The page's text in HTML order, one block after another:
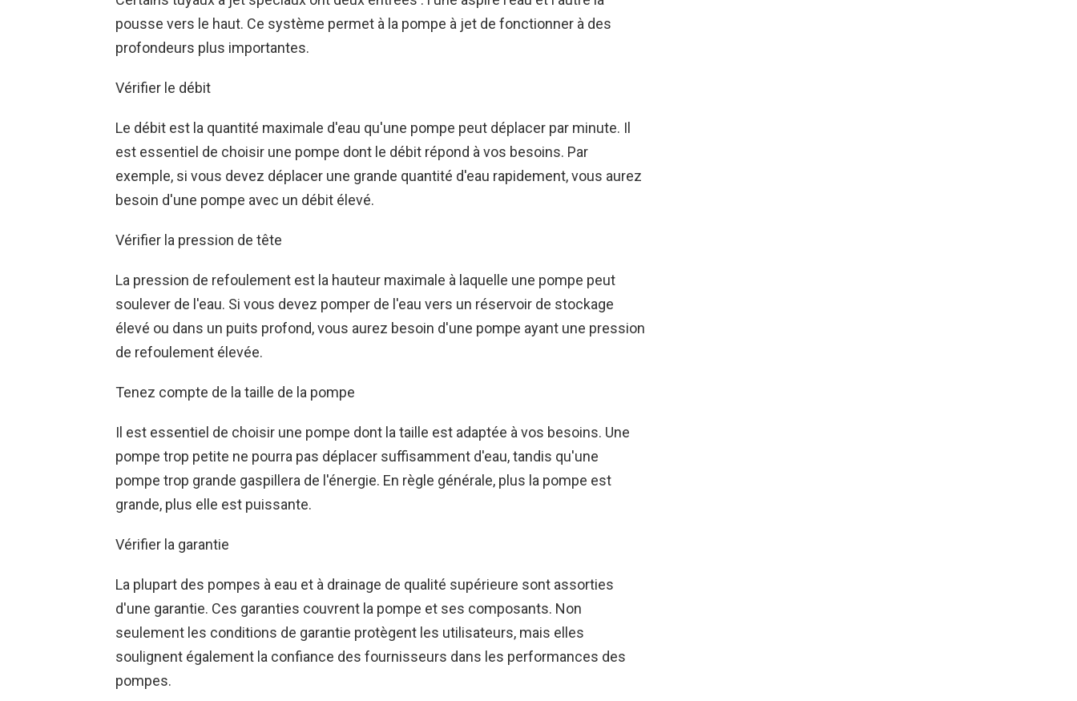
pousse vers le haut. Ce système permet à la pompe à jet de fonctionner à des
profondeurs plus importantes.
Vérifier le débit
Le débit est la quantité maximale d'eau qu'une pompe peut déplacer par minute. Il
est essentiel de choisir une pompe dont le débit répond à vos besoins. Par
exemple, si vous devez déplacer une grande quantité d'eau rapidement, vous aurez
besoin d'une pompe avec un débit élevé.
Vérifier la pression de tête
La pression de refoulement est la hauteur maximale à laquelle une pompe peut
soulever de l'eau. Si vous devez pomper de l'eau vers un réservoir de stockage
élevé ou dans un puits profond, vous aurez besoin d'une pompe ayant une pression
de refoulement élevée.
Tenez compte de la taille de la pompe
Il est essentiel de choisir une pompe dont la taille est adaptée à vos besoins. Une
pompe trop petite ne pourra pas déplacer suffisamment d'eau, tandis qu'une
pompe trop grande gaspillera de l'énergie. En règle générale, plus la pompe est
grande, plus elle est puissante.
Vérifier la garantie
La plupart des pompes à eau et à drainage de qualité supérieure sont assorties
d'une garantie. Ces garanties couvrent la pompe et ses composants. Non
seulement les conditions de garantie protègent les utilisateurs, mais elles
soulignent également la confiance des fournisseurs dans les performances des
pompes.